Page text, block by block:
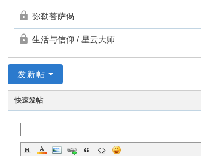
弥勒菩萨偈
生活与信仰 / 星云大师
发新帖
快速发帖